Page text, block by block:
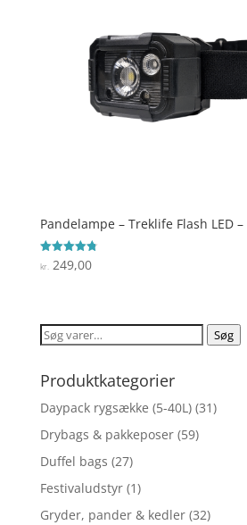
Pandelampe – Treklife Flash LED
Vurderet
4.8
kr. 249,00
Søg
Søg
Produktkategorier
Daypack rygsække (5-40L) (31)
Drybags & pakkeposer (59)
Duffel bags (27)
Festivaludstyr (1)
Gryder, pander & kedler (32)